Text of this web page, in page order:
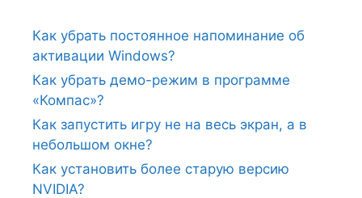
Как убрать постоянное напоминание об
активации Windows?
Как убрать демо-режим в программе
«Компас»?
Как запустить игру не на весь экран, а в
небольшом окне?
Как установить более старую версию
NVIDIA?